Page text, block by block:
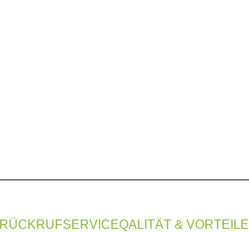
RÜCKRUFSERVICEQALITÄT & VORTEILE